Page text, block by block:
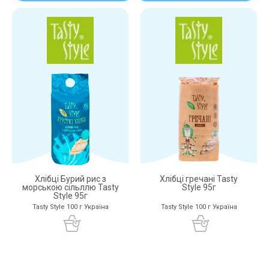
казеина глютена
яиц
дрожжей сахара
белка
Хлібці Бурий рис з
морською сільллю Tasty
Style 95г
Tasty Style 100 г Україна
Хлібці гречані Tasty
Style 95г
Tasty Style 100 г Україна